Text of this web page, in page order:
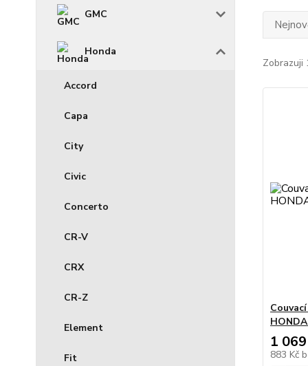
GMC
Honda
Accord
Capa
City
Civic
Concerto
CR-V
CRX
CR-Z
Element
Fit
Zobrazuji
1
883 Kč